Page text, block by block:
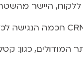
ללקוח, היישר
כגון: